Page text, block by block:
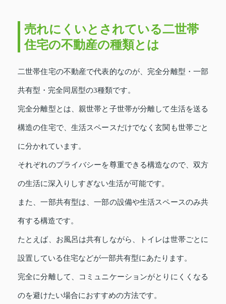
売れにくいとされている二世帯
住宅の不動産の種類とは
二世帯住宅の不動産で代表的なのが、完全分離型・一部
共有型・完全同居型の3種類です。
完全分離型とは、親世帯と子世帯が分離して生活を送る
構造の住宅で、生活スペースだけでなく玄関も世帯ごと
に分かれています。
それぞれのプライバシーを尊重できる構造なので、双方
の生活に深入りしすぎない生活が可能です。
また、一部共有型は、一部の設備や生活スペースのみ共
有する構造です。
たとえば、お風呂は共有しながら、トイレは世帯ごとに
設置している住宅などが一部共有型にあたります。
完全に分離して、コミュニケーションがとりにくくなる
のを避けたい場合におすすめの方法です。